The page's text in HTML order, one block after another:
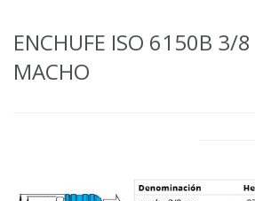
ENCHUFE ISO 6150B 3/8
MACHO